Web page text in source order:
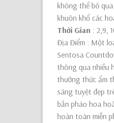
không thể bỏ
khuôn khổ các
Thời Gian : 2,9,
Địa Điểm : Một
Sentosa
thông qua nhiều
thưởng thức ẩm
sáng tuyệt đẹp
bắn pháo hoa
hoàn toàn miễn